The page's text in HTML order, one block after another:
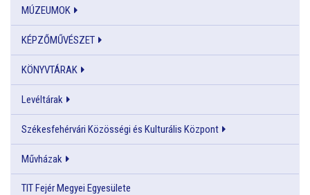
MÚZEUMOK
KÉPZŐMŰVÉSZET
KÖNYVTÁRAK
Levéltárak
Székesfehérvári Közösségi és Kulturális Központ
Művházak
TIT Fejér Megyei Egyesülete